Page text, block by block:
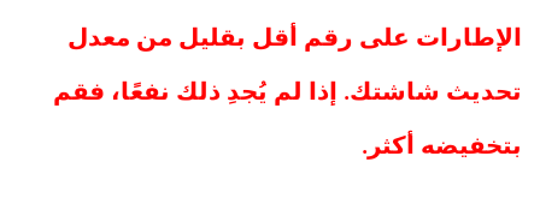
الإطارات على رقم أقل بقليل من معدل
تحديث شاشتك. إذا لم يُجدِ ذلك نفعًا، فقم
بتخفيضه أكثر.